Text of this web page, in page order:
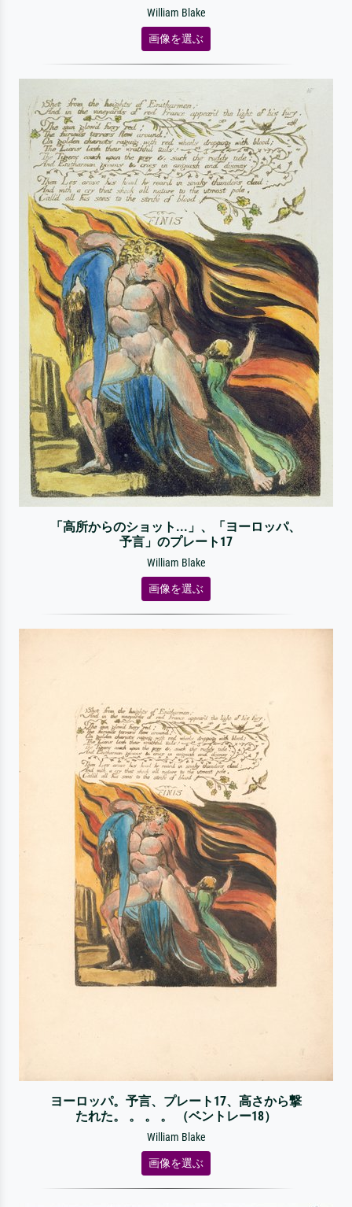
William Blake
画像を選ぶ
「高所からのショット...」、「ヨーロッパ、
予言」のプレート17
William Blake
画像を選ぶ
ヨーロッパ。予言、プレート17、高さから撃
たれた。 。 。 。 （ベントレー18）
William Blake
画像を選ぶ